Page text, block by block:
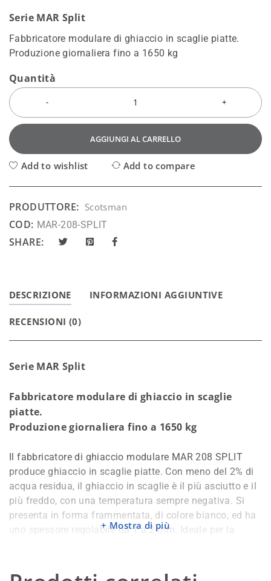
Serie MAR Split
Fabbricatore modulare di ghiaccio in scaglie piatte.
Produzione giornaliera fino a 1650 kg
Quantità
AGGIUNGI AL CARRELLO
Add to wishlist Add to compare
PRODUTTORE: Scotsman
COD: MAR-208-SPLIT
SHARE:
DESCRIZIONE INFORMAZIONI AGGIUNTIVE
RECENSIONI (0)
Serie MAR Split
Fabbricatore modulare di ghiaccio in scaglie
piatte.
Produzione giornaliera fino a 1650 kg
Il fabbricatore di ghiaccio modulare MAR 208 SPLIT
produce ghiaccio in scaglie piatte. Con meno del 2% di
acqua residua, il ghiaccio in scaglie è il più asciutto e il
più freddo, con una temperatura sempre negativa. Si
presenta in forma frammentata, di colore bianco, ed ha
uno spessore regolabile da 1 a 2 mm. Ideale per la
La bassa temperatura, fino a -9°C, permette di
Mostra di più